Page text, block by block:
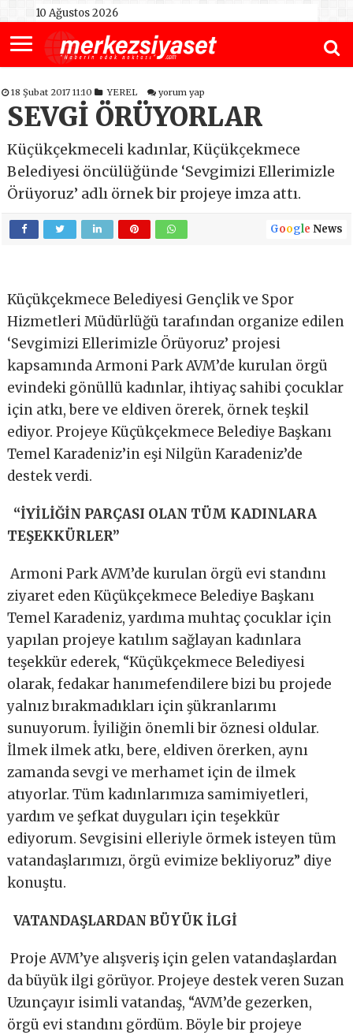
10 Ağustos 2026
18 Şubat 2017 11:10 YEREL yorum yap
SEVGİ ÖRÜYORLAR
Küçükçekmeceli kadınlar, Küçükçekmece
Belediyesi öncülüğünde ‘Sevgimizi Ellerimizle
Örüyoruz’ adlı örnek bir projeye imza attı.
Google News
Küçükçekmece Belediyesi Gençlik ve Spor
Hizmetleri Müdürlüğü tarafından organize edilen
‘Sevgimizi Ellerimizle Örüyoruz’ projesi
kapsamında Armoni Park AVM’de kurulan örgü
evindeki gönüllü kadınlar, ihtiyaç sahibi çocuklar
için atkı, bere ve eldiven örerek, örnek teşkil
ediyor. Projeye Küçükçekmece Belediye Başkanı
Temel Karadeniz’in eşi Nilgün Karadeniz’de
destek verdi.
“İYİLİĞİN PARÇASI OLAN TÜM KADINLARA
TEŞEKKÜRLER”
Armoni Park AVM’de kurulan örgü evi standını
ziyaret eden Küçükçekmece Belediye Başkanı
Temel Karadeniz, yardıma muhtaç çocuklar için
yapılan projeye katılım sağlayan kadınlara
teşekkür ederek, “Küçükçekmece Belediyesi
olarak, fedakar hanımefendilere bizi bu projede
yalnız bırakmadıkları için şükranlarımı
sunuyorum. İyiliğin önemli bir öznesi oldular.
İlmek ilmek atkı, bere, eldiven örerken, aynı
zamanda sevgi ve merhamet için de ilmek
atıyorlar. Tüm kadınlarımıza samimiyetleri,
yardım ve şefkat duyguları için teşekkür
ediyorum. Sevgisini elleriyle örmek isteyen tüm
vatandaşlarımızı, örgü evimize bekliyoruz” diye
konuştu.
VATANDAŞLARDAN BÜYÜK İLGİ
Proje AVM’ye alışveriş için gelen vatandaşlardan
da büyük ilgi görüyor. Projeye destek veren Suzan
Uzunçayır isimli vatandaş, “AVM’de gezerken,
örgü evi standını gördüm. Böyle bir projeye